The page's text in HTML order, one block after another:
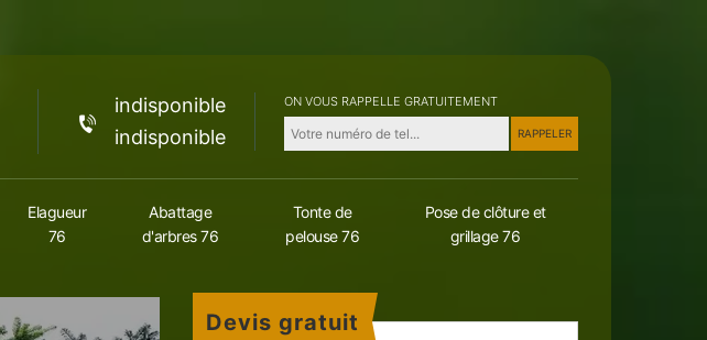
indisponible
indisponible
ON VOUS RAPPELLE GRATUITEMENT
Elagueur
76
Abattage
d'arbres 76
Tonte de
pelouse 76
Pose de clôture et
grillage 76
Devis gratuit